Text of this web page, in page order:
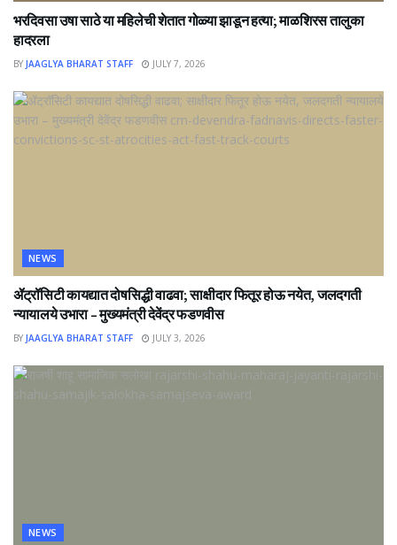
भरदिवसा उषा साठे या महिलेची शेतात गोळ्या झाडून हत्या; माळशिरस तालुका
हादरला
BY JAAGLYA BHARAT STAFF JULY 7, 2026
NEWS
ॲट्रॉसिटी कायद्यात दोषसिद्धी वाढवा; साक्षीदार फितूर होऊ नयेत, जलदगती
न्यायालये उभारा – मुख्यमंत्री देवेंद्र फडणवीस
BY JAAGLYA BHARAT STAFF JULY 3, 2026
NEWS